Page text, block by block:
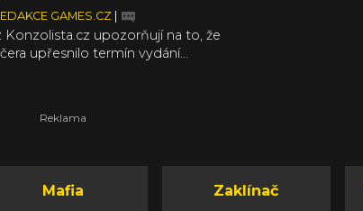
GAMES.CZ
Konzolista.cz upozorňují na to, že
upřesnilo termín vydání...
Mafia Zaklínač